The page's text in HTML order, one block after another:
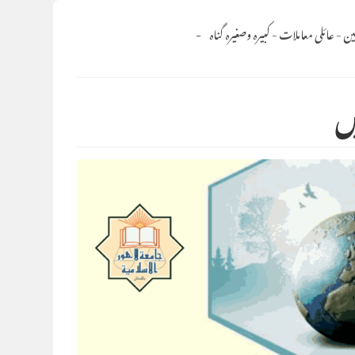
-عائلی معاملات-کبیرہ وصغیرہ گناہ